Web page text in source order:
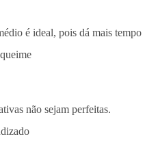
é ideal, pois dá mais tempo